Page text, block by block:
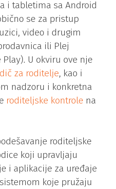
i tabletima sa Android
se za pristup
video i drugim
ili Plej
U okviru ove nje
za roditelje, kao i
nadzoru i konkretna
roditeljske kontrole na
roditeljske
koji upravljaju
i aplikacije za uređaje
koje pružaju